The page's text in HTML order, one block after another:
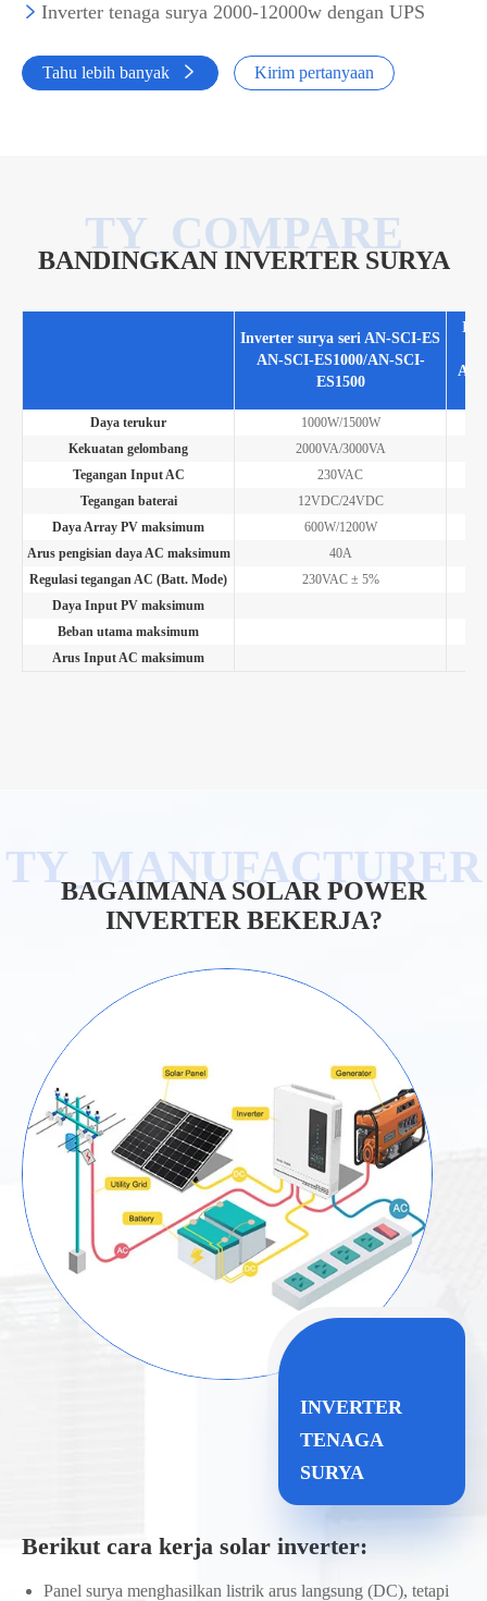
 Inverter tenaga surya 2000-12000w dengan UPS
Tahu lebih banyak  Kirim pertanyaan
BANDINGKAN INVERTER SURYA
Inverter surya seri AN-SCI-ES
AN-SCI-ES1000/AN-SCI-
ES1500
AN-
Daya terukur
1000W/1500W
Kekuatan gelombang
2000VA/3000VA
Tegangan Input AC
230VAC
Tegangan baterai
12VDC/24VDC
Daya Array PV maksimum
600W/1200W
Arus pengisian daya AC maksimum
40A
Regulasi tegangan AC (Batt. Mode)
230VAC ± 5%
Daya Input PV maksimum
Beban utama maksimum
Arus Input AC maksimum
BAGAIMANA SOLAR POWER
INVERTER BEKERJA?
INVERTER
TENAGA
SURYA
Berikut cara kerja solar inverter:
Panel surya menghasilkan listrik arus langsung (DC), tetapi